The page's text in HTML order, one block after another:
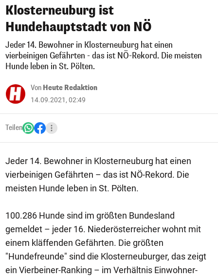
Klosterneuburg ist
Hundehauptstadt von NÖ
Jeder 14. Bewohner in Klosterneuburg hat einen
vierbeinigen Gefährten - das ist NÖ-Rekord. Die meisten
Hunde leben in St. Pölten.
Von Heute Redaktion
14.09.2021, 02:49
Teilen
Jeder 14. Bewohner in Klosterneuburg hat einen
vierbeinigen Gefährten – das ist NÖ-Rekord. Die
meisten Hunde leben in St. Pölten.
100.286 Hunde sind im größten Bundesland
gemeldet – jeder 16. Niederösterreicher wohnt mit
einem kläffenden Gefährten. Die größten
"Hundefreunde" sind die Klosterneuburger, das zeigt
ein Vierbeiner-Ranking – im Verhältnis Einwohner-